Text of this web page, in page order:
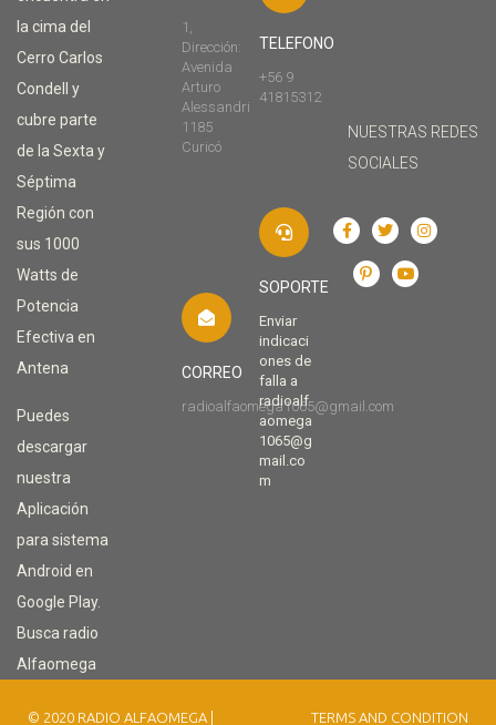
la cima del
Cerro Carlos
Condell y
cubre parte
de la Sexta y
Séptima
Región con
sus 1000
Watts de
Potencia
Efectiva en
Antena
Puedes
descargar
nuestra
Aplicación
para sistema
Android en
Google Play.
Busca radio
Alfaomega
1,
Dirección:
Avenida
Arturo
Alessandri
1185
Curicó
TELEFONO
+56 9
41815312
CORREO
radioalfaomega1065@gmail.com
SOPORTE
Enviar
indicaci
ones de
falla a
radioalf
aomega
1065@g
mail.co
m
NUESTRAS REDES
SOCIALES
© 2020 RADIO ALFAOMEGA | TERMS AND CONDITION